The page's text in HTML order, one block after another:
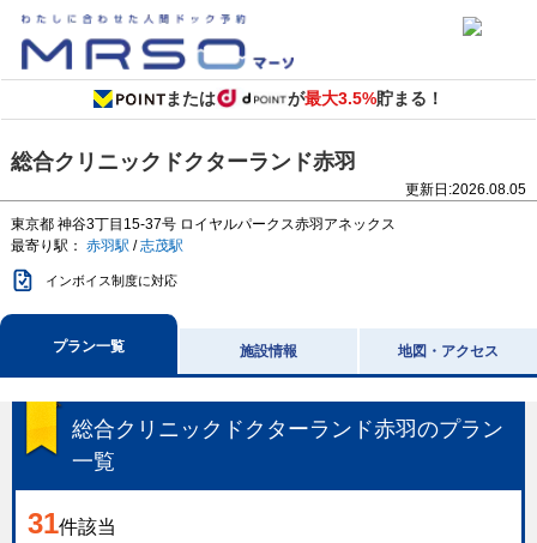
または が最大3.5%貯まる！
総合クリニックドクターランド赤羽
更新日:2026.08.05
東京都 神谷3丁目15-37号 ロイヤルパークス赤羽アネックス
最寄り駅： 赤羽駅 /志茂駅
インボイス制度に対応
プラン一覧 施設情報 地図・アクセス
総合クリニックドクターランド赤羽のプラン
一覧
31件該当